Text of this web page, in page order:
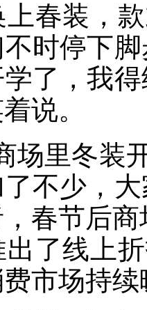
春装，
时停下
了，我
说。
里冬装开
不少，
春节后商
了线上
市场持